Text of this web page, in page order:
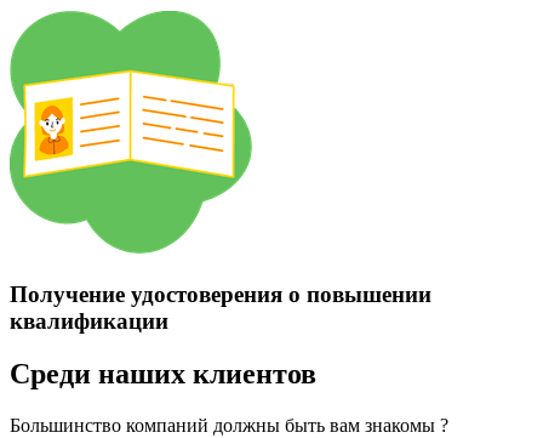
Получение удостоверения о повышении
квалификации
Среди наших клиентов
Большинство компаний должны быть вам знакомы ?